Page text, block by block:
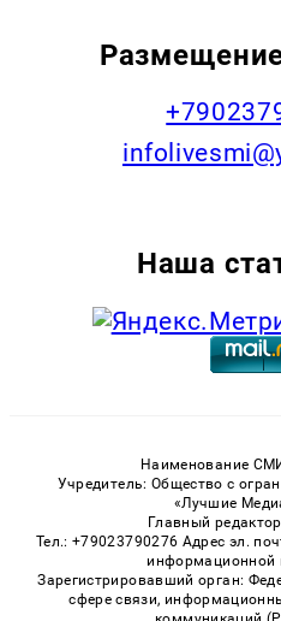
Наша
Наименование
Учредитель: Общество с
«Лучшие
Главный
Тел.: +79023790276 Адрес эл.
информационной
Зарегистрировавший орган:
сфере связи,